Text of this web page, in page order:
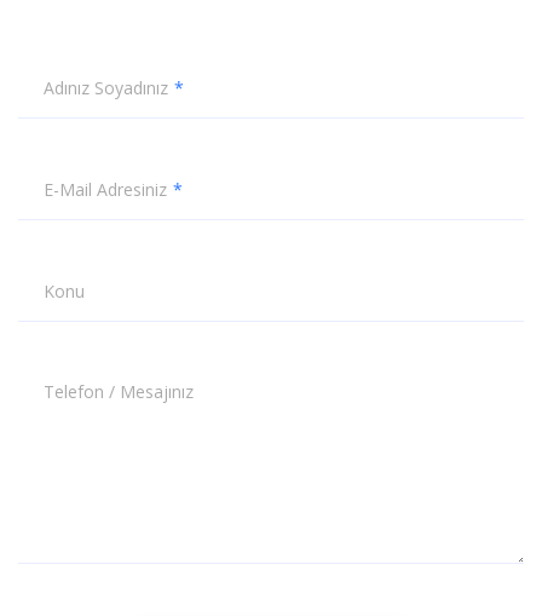
Adınız Soyadınız
E-Mail Adresiniz
Konu
Telefon / Mesajınız